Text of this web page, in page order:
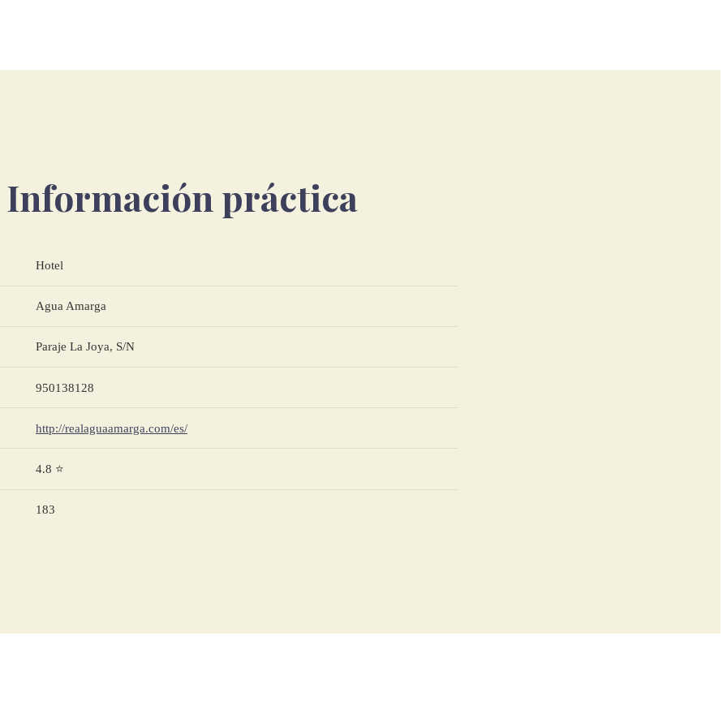
Información práctica
Hotel
Agua Amarga
Paraje La Joya, S/N
950138128
http://realaguaamarga.com/es/
4.8 ⭐
183